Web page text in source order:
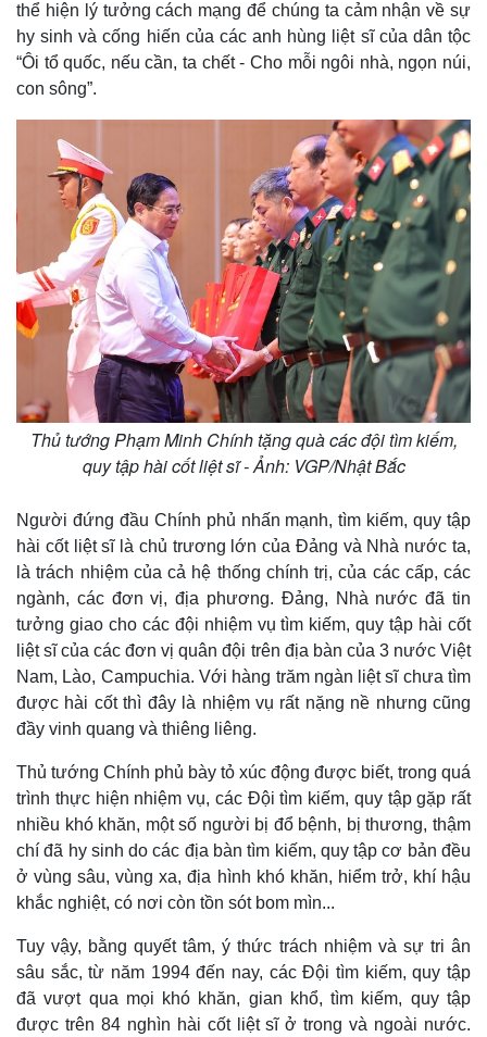
Kinh tế
Bất động sản
Khởi nghiệp
Thị trường
Giá vàng
Tỷ giá
Chứng khoán
Giá cà phê
thể hiện lý tưởng cách mạng để chúng ta cảm nhận về sự
hy sinh và cống hiến của các anh hùng liệt sĩ của dân tộc
“Ôi tổ quốc, nếu cần, ta chết - Cho mỗi ngôi nhà, ngọn núi,
con sông”.
Thủ tướng Phạm Minh Chính tặng quà các đội tìm kiếm,
quy tập hài cốt liệt sĩ - Ảnh: VGP/Nhật Bắc
Người đứng đầu Chính phủ nhấn mạnh, tìm kiếm, quy tập
hài cốt liệt sĩ là chủ trương lớn của Đảng và Nhà nước ta,
là trách nhiệm của cả hệ thống chính trị, của các cấp, các
ngành, các đơn vị, địa phương. Đảng, Nhà nước đã tin
tưởng giao cho các đội nhiệm vụ tìm kiếm, quy tập hài cốt
liệt sĩ của các đơn vị quân đội trên địa bàn của 3 nước Việt
Nam, Lào, Campuchia. Với hàng trăm ngàn liệt sĩ chưa tìm
được hài cốt thì đây là nhiệm vụ rất nặng nề nhưng cũng
đầy vinh quang và thiêng liêng.
Thủ tướng Chính phủ bày tỏ xúc động được biết, trong quá
trình thực hiện nhiệm vụ, các Đội tìm kiếm, quy tập gặp rất
nhiều khó khăn, một số người bị đổ bệnh, bị thương, thậm
chí đã hy sinh do các địa bàn tìm kiếm, quy tập cơ bản đều
ở vùng sâu, vùng xa, địa hình khó khăn, hiểm trở, khí hậu
khắc nghiệt, có nơi còn tồn sót bom mìn...
Tuy vậy, bằng quyết tâm, ý thức trách nhiệm và sự tri ân
sâu sắc, từ năm 1994 đến nay, các Đội tìm kiếm, quy tập
đã vượt qua mọi khó khăn, gian khổ, tìm kiếm, quy tập
được trên 84 nghìn hài cốt liệt sĩ ở trong và ngoài nước.